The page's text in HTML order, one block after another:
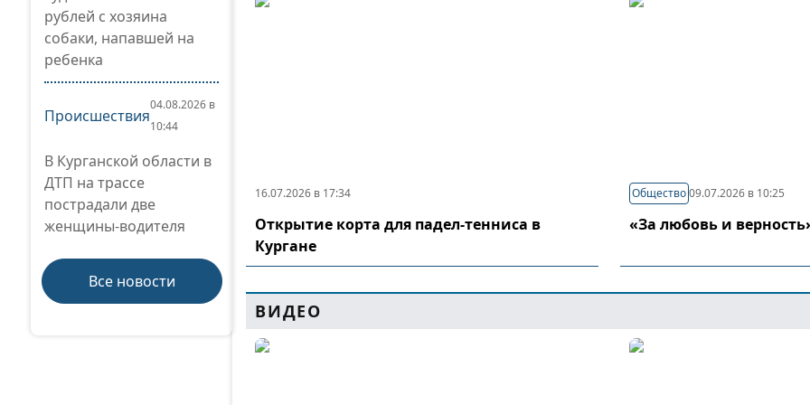
рублей с хозяина
собаки, напавшей на
ребенка
Происшествия
04.08.2026 в
10:44
В Курганской области в
ДТП на трассе
пострадали две
женщины-водителя
Все новости
16.07.2026 в 17:34
Открытие корта для падел-тенниса в
Кургане
Общество 09.07.2026 в 10:25
«За любовь и
ВИДЕО